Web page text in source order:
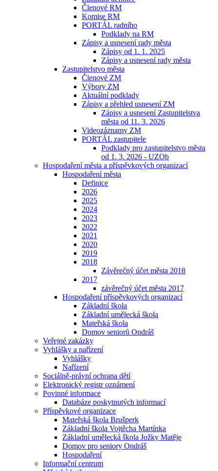
Členové RM
Komise RM
PORTÁL radního
Podklady na RM
Zápisy a usnesení rady města
Zápisy od 1. 1. 2025
Zápisy a usnesení rady města
Zastupitelstvo města
Členové ZM
Výbory ZM
Aktuální podklady
Zápisy a přehled usnesení ZM
Zápisy a usnesení Zastupitelstva
města od 11. 3. 2026
Videozáznamy ZM
PORTÁL zastupitele
Podklady pro zastupitelstvo města
od 1. 3. 2026 - UZOb
Hospodaření města a příspěvkových organizací
Hospodaření města
Definice
2026
2025
2024
2023
2022
2021
2020
2019
2018
Závěrečný účet města 2018
2017
závěrečný účet města 2017
Hospodaření příspěvkových organizací
Základní škola
Základní umělecká škola
Mateřská škola
Domov seniorů Ondráš
Veřejné zakázky
Vyhlášky a nařízení
Vyhlášky
Nařízení
Sociálně-právní ochrana dětí
Elektronický registr oznámení
Povinné informace
Databáze poskytnutých informací
Příspěvkové organizace
Mateřská škola Brušperk
Základní škola Vojtěcha Martínka
Základní umělecká škola Jožky Matěje
Domov pro seniory Ondráš
Hospodaření
Informační centrum